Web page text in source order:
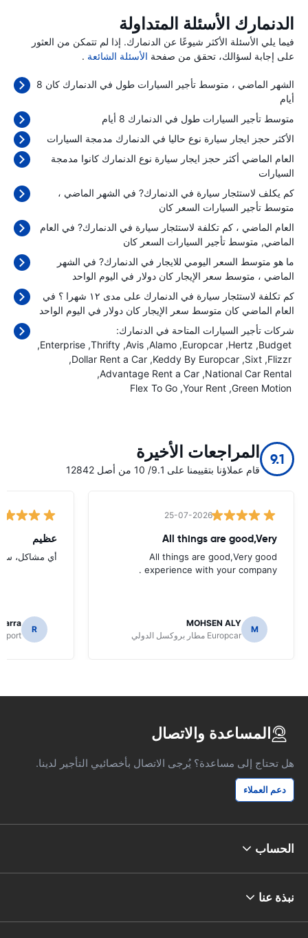
الدنمارك الأسئلة المتداولة
فيما يلي الأسئلة الأكثر شيوعًا عن الدنمارك. إذا لم تتمكن من العثور
على إجابة لسؤالك، تحقق من صفحة الأسئلة الشائعة .
الشهر الماضي ، متوسط تأجير السيارات طول في الدنمارك كان 8
أيام
متوسط تأجير السيارات طول في الدنمارك 8 أيام
الأكثر حجز ايجار سيارة نوع حاليا في الدنمارك مدمجة السيارات
العام الماضي أكثر حجز ايجار سيارة نوع الدنمارك كانوا مدمجة
السيارات
كم يكلف لاستئجار سيارة في الدنمارك? في الشهر الماضي ،
متوسط تأجير السيارات السعر كان
العام الماضي ، كم تكلفة لاستئجار سيارة في الدنمارك? في العام
الماضي, متوسط تأجير السيارات السعر كان
ما هو متوسط السعر اليومي للايجار في الدنمارك? في الشهر
الماضي ، متوسط سعر الإيجار كان دولار في اليوم الواحد
كم تكلفة لاستئجار سيارة في الدنمارك على مدى ١٢ شهرا ؟ في
العام الماضي كان متوسط سعر الإيجار كان دولار في اليوم الواحد
شركات تأجير السيارات المتاحة في الدنمارك:
Budget
Hertz
Europcar
Alamo
Avis
Thrifty
Enterprise
Flizzr
Sixt
Keddy By Europcar
Dollar Rent a Car
National Car Rental
Advantage Rent a Car
Green Motion
Your Rent
Flex To Go
9.1 المراجعات الأخيرة
قام عملاؤنا بتقييمنا على 9.1/ 10 من أصل 12842
25-07-2026
All things are good,Very
All things are good,Very good
experience with your company .
M
MOHSEN ALY
Europcar مطار بروكسل الدولي
عظيم
أي مشاكل،
R
المساعدة والاتصال
هل تحتاج إلى مساعدة؟ يُرجى الاتصال بأخصائيي التأجير لدينا.
دعم العملاء
الحساب
نبذة عنا